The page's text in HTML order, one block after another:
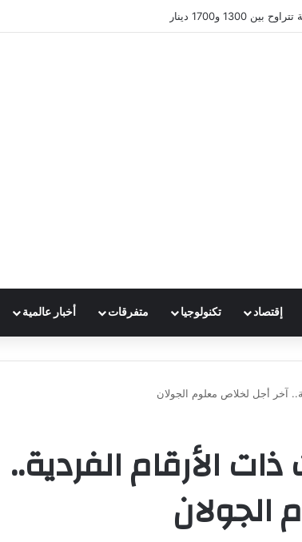
و1700 دينار
إقتصاد تكنولوجيا متفرقات أخبار عالمية
آخر أجل لخلاص معلوم الجولان
الأرقام الفردية..
الجولان